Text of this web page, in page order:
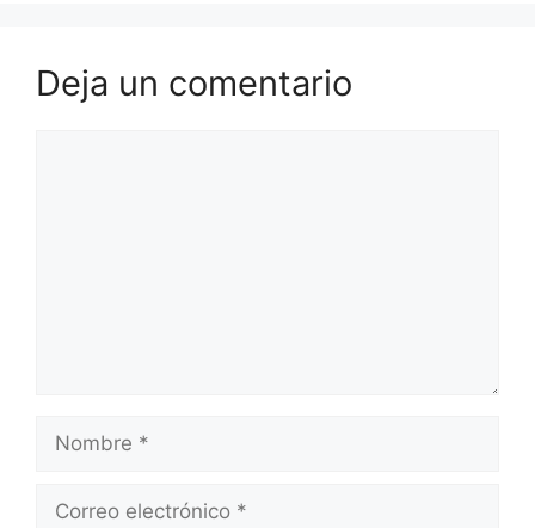
Deja un comentario
Nombre
Correo